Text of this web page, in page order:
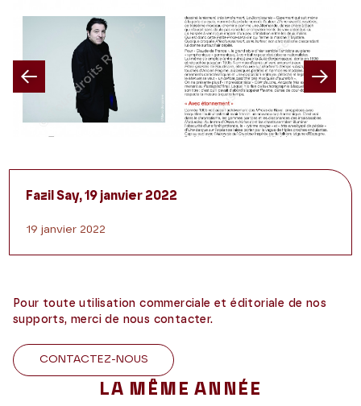
Previous
Fazil Say, 19 janvier 2022
19 janvier 2022
Pour toute utilisation commerciale et éditoriale de nos
supports, merci de nous contacter.
CONTACTEZ-NOUS
LA MÊME ANNÉE